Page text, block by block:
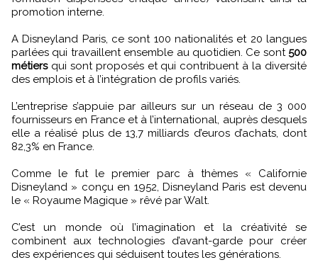
promotion interne.
A Disneyland Paris, ce sont 100 nationalités et 20 langues
parlées qui travaillent ensemble au quotidien. Ce sont 500
métiersqui sont proposés et qui contribuent à la diversité
des emplois et à l’intégration de profils variés.
L’entreprise s’appuie par ailleurs sur un réseau de 3 000
fournisseurs en France et à l’international, auprès desquels
elle a réalisé plus de 13,7 milliards d’euros d’achats, dont
82,3% en France.
Comme le fut le premier parc à thèmes « Californie
Disneyland » conçu en 1952, Disneyland Paris est devenu
le « Royaume Magique » rêvé par Walt.
C’est un monde où l’imagination et la créativité se
combinent aux technologies d’avant-garde pour créer
des expériences qui séduisent toutes les générations.